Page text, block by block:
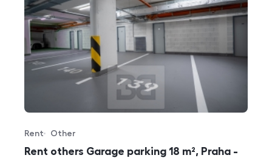
Rent others Garage parking 18 m², Praha -
Offer type
Rent
Property type
Other